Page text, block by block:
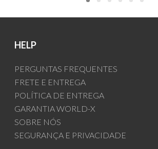
HELP
PERGUNTAS FREQUENTES
FRETE E ENTREGA
POLÍTICA DE ENTREGA
GARANTIA WORLD-X
SOBRE NÓS
SEGURANÇA E PRIVACIDADE